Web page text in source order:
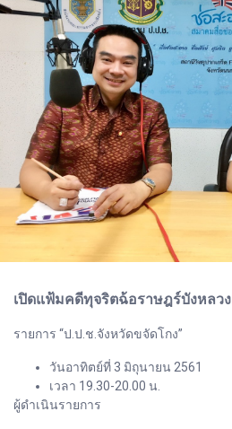
เปิดแฟ้มคดีทุจริตฉ้อราษฎร์บังหลวง
รายการ “ป.ป.ช.จังหวัดขจัดโกง”
วันอาทิตย์ที่ 3 มิถุนายน 2561
เวลา 19.30-20.00 น.
ผู้ดำเนินรายการ